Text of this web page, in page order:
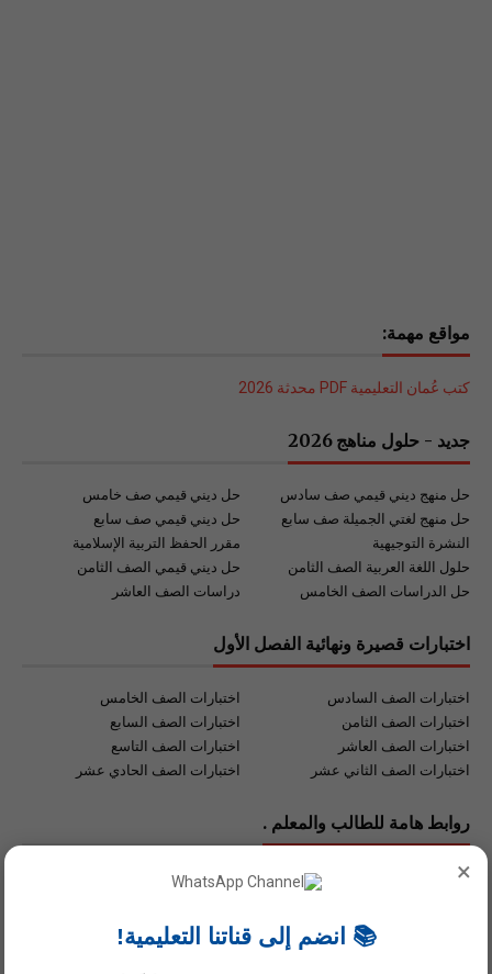
×
📚 انضم إلى قناتنا التعليمية!
مواقع مهمة:
كتب عُمان التعليمية PDF محدثة 2026
جديد - حلول مناهج 2026
حل ديني قيمي صف خامس
حل منهج ديني قيمي صف سادس
حل ديني قيمي صف سابع
حل منهج لغتي الجميلة صف سابع
مقرر الحفظ التربية الإسلامية
النشرة التوجيهية
حل ديني قيمي الصف الثامن
حلول اللغة العربية الصف الثامن
دراسات الصف العاشر
حل الدراسات الصف الخامس
اختبارات قصيرة ونهائية الفصل الأول
اختبارات الصف الخامس
اختبارات الصف السادس
اختبارات الصف السابع
اختبارات الصف الثامن
اختبارات الصف التاسع
اختبارات الصف العاشر
اختبارات الصف الحادي عشر
اختبارات الصف الثاني عشر
روابط هامة للطالب والمعلم .
تحميل الكتب جميع المواد
روابط مهمة للمعلم والطالب
محرك البحث التعليمي
تطبيق حل الواجبات